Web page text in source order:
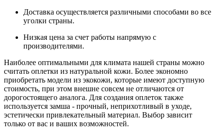
Доставка осуществляется различными способами во все
уголки страны.
Низкая цена за счет работы напрямую с
производителями.
Наиболее оптимальными для климата нашей страны можно
считать оплетки из натуральной кожи. Более экономно
приобретать модели из экокожи, которые имеют доступную
стоимость, при этом внешне совсем не отличаются от
дорогостоящего аналога. Для создания оплеток также
используется замша - прочный, неприхотливый в уходе,
эстетически привлекательный материал. Выбор зависит
только от вас и ваших возможностей.